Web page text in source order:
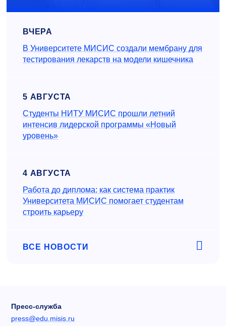
ВЧЕРА
В Университете МИСИС создали мембрану для
тестирования лекарств на модели кишечника
5 АВГУСТА
Студенты НИТУ МИСИС прошли летний
интенсив лидерской программы «Новый
уровень»
4 АВГУСТА
Работа до диплома: как система практик
Университета МИСИС помогает студентам
строить карьеру
ВСЕ НОВОСТИ
Пресс-служба
press@edu.misis.ru